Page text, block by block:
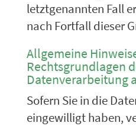
letztgenannten Fall
nach Fortfall dieser
Allgemeine
Rechtsgrundlagen
Datenverarbeitung
Sofern Sie in die
eingewilligt haben,